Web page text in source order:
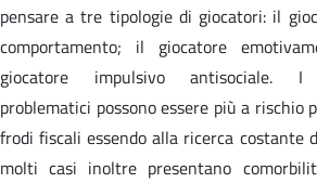
pensare a tre tipologie di giocatori: il
comportamento; il giocatore
giocatore impulsivo antisociale. I
problematici possono essere più a
frodi fiscali essendo alla ricerca costante
molti casi inoltre presentano